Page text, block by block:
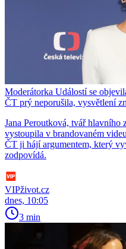
Moderátorka Událostí se
ČT prý neporušila, vysvětlení
Jana Peroutková, tvář hlavního
vystoupila v brandovaném
ČT ji hájí argumentem, který
zodpovídá.
VIPživot.cz
dnes, 10:05
3 min